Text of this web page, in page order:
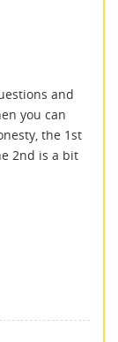
and
you can
the 1st
2nd is a bit